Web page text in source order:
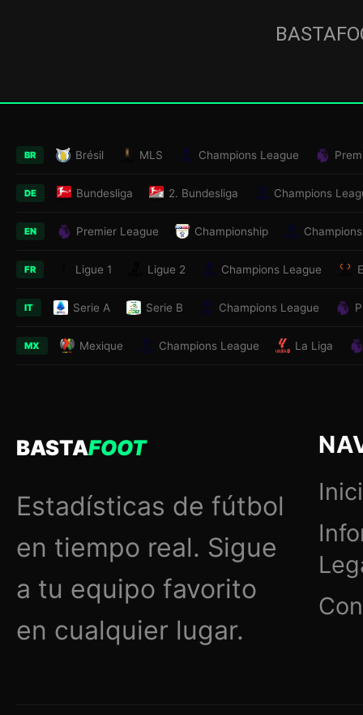
BR Brésil MLS Champions League
DE Bundesliga 2. Bundesliga Champions
EN Premier League Championship
FR Ligue 1 Ligue 2 Champions League
IT Serie A Serie B Champions League
MX Mexique Champions League La Liga
BASTAFOOT
Estadísticas de fútbol
en tiempo real. Sigue
a tu equipo favorito
en cualquier lugar.